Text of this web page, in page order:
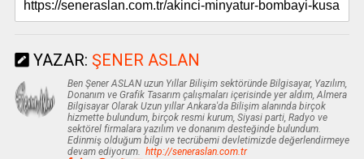
YAZAR: ŞENER ASLAN
Ben Şener ASLAN uzun Yıllar Bilişim sektöründe Bilgisayar, Yazılım,
Donanım ve Grafik Tasarım çalışmaları içerisinde yer aldım, Almera
Bilgisayar Olarak Uzun yıllar Ankara'da Bilişim alanında birçok
hizmette bulundum, birçok resmi kurum, Siyasi parti, Radyo ve
sektörel firmalara yazılım ve donanım desteğinde bulundum.
Edinmiş olduğum bilgi ve tecrübemi devletimizde değerlendirmeye
devam ediyorum. http://seneraslan.com.tr